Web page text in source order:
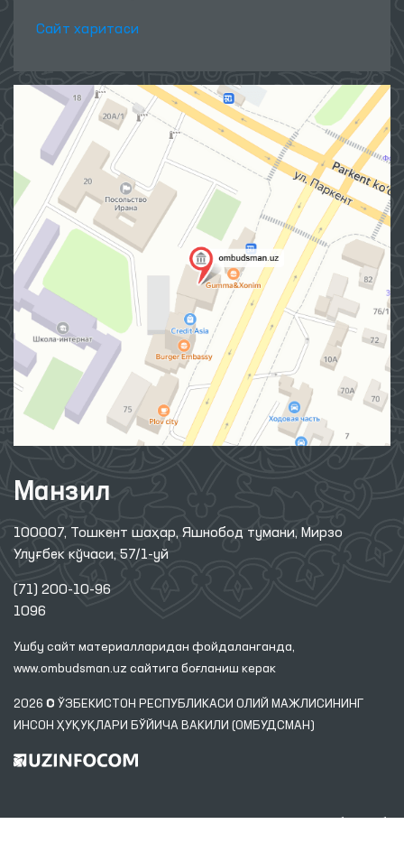
Сайт харитаси
Манзил
100007, Тошкент шаҳар, Яшнобод тумани, Мирзо
Улуғбек кўчаси, 57/1-уй
(71) 200-10-96
1096
Ушбу сайт материалларидан фойдаланганда,
www.ombudsman.uz сайтига боғланиш керак
2026 © ЎЗБЕКИСТОН РЕСПУБЛИКАСИ ОЛИЙ МАЖЛИСИНИНГ
ИНСОН ҲУҚУҚЛАРИ БЎЙИЧА ВАКИЛИ (ОМБУДСМАН)